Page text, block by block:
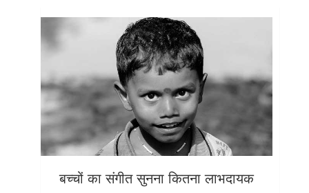
बच्चों का संगीत सुनना कितना लाभदायक